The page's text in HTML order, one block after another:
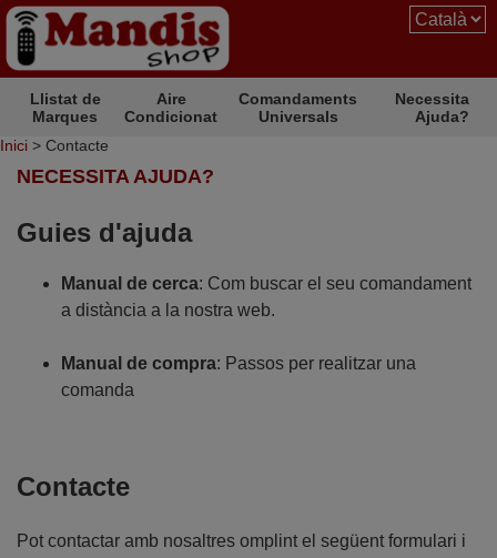
Llistat de
Marques
Aire
Condicionat
Comandaments
Universals
Necessita
Ajuda?
Inici > Contacte
NECESSITA AJUDA?
Guies d'ajuda
Manual de cerca: Com buscar el seu comandament
a distància a la nostra web.
Manual de compra: Passos per realitzar una
comanda
Contacte
Pot contactar amb nosaltres omplint el següent formulari i